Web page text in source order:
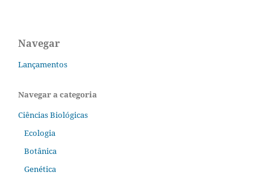
Navegar
Lançamentos
Navegar a categoria
Ciências Biológicas
Ecologia
Botânica
Genética